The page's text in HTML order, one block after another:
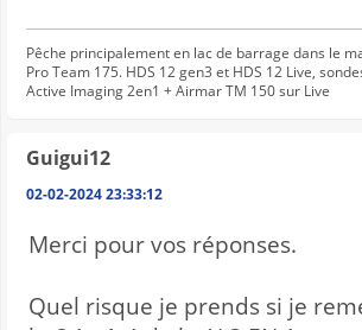
Pêche principalement en lac de barrage dans le
Pro Team 175. HDS 12 gen3 et HDS 12 Live,
Active Imaging 2en1 + Airmar TM 150 sur Live
Guigui12
02-02-2024 23:33:12
Merci pour vos réponses.
Quel risque je prends si je